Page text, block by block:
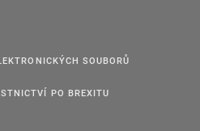
SOUBORŮ
PO BREXITU